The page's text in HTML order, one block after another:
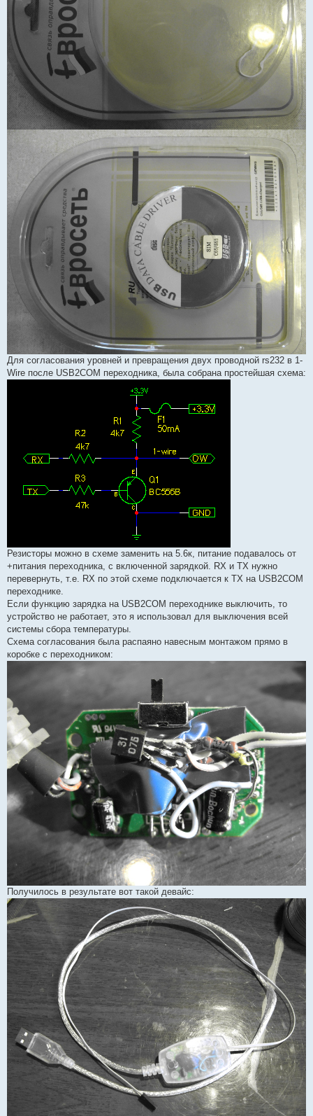
Для согласования уровней и превращения двух проводной rs232 в 1-
Wire после USB2COM переходника, была собрана простейшая схема:
Резисторы можно в схеме заменить на 5.6к, питание подавалось от
+питания переходника, с включенной зарядкой. RX и TX нужно
перевернуть, т.е. RX по этой схеме подключается к TX на USB2COM
переходнике.
Если функцию зарядка на USB2COM переходнике выключить, то
устройство не работает, это я использовал для выключения всей
системы сбора температуры.
Схема согласования была распаяно навесным монтажом прямо в
коробке с переходником:
Получилось в результате вот такой девайс: